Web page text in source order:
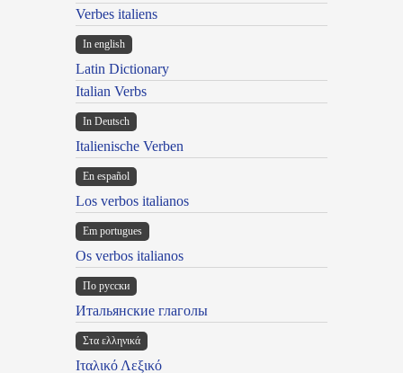
Verbes italiens
In english
Latin Dictionary
Italian Verbs
In Deutsch
Italienische Verben
En español
Los verbos italianos
Em portugues
Os verbos italianos
По русски
Итальянские глаголы
Στα ελληνικά
Ιταλικό Λεξικό